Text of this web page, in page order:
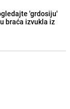
'grdosiju'
braća izvukla iz